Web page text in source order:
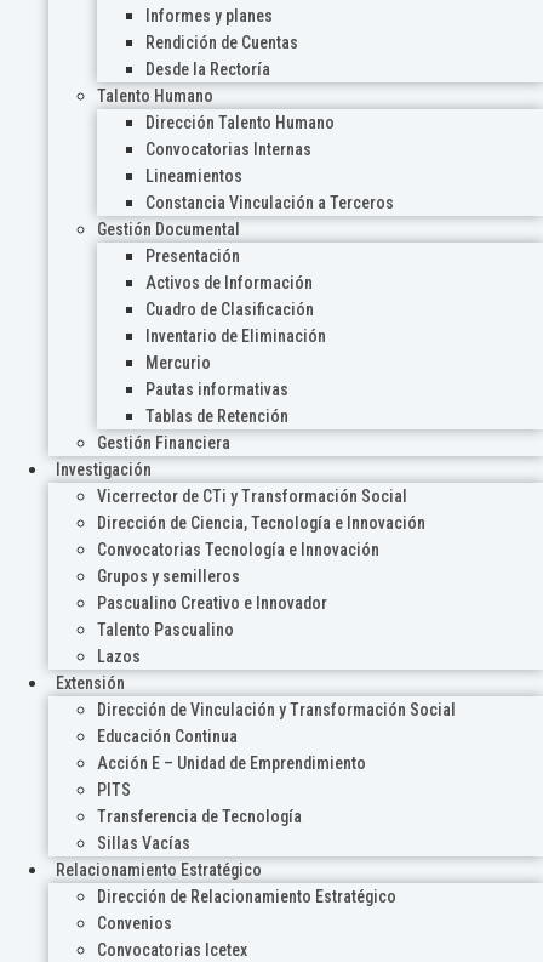
Informes y planes
Rendición de Cuentas
Desde la Rectoría
Talento Humano
Dirección Talento Humano
Convocatorias Internas
Lineamientos
Constancia Vinculación a Terceros
Gestión Documental
Presentación
Activos de Información
Cuadro de Clasificación
Inventario de Eliminación
Mercurio
Pautas informativas
Tablas de Retención
Gestión Financiera
Investigación
Vicerrector de CTi y Transformación Social
Dirección de Ciencia, Tecnología e Innovación
Convocatorias Tecnología e Innovación
Grupos y semilleros
Pascualino Creativo e Innovador
Talento Pascualino
Lazos
Extensión
Dirección de Vinculación y Transformación Social
Educación Continua
Acción E – Unidad de Emprendimiento
PITS
Transferencia de Tecnología
Sillas Vacías
Relacionamiento Estratégico
Dirección de Relacionamiento Estratégico
Convenios
Convocatorias Icetex